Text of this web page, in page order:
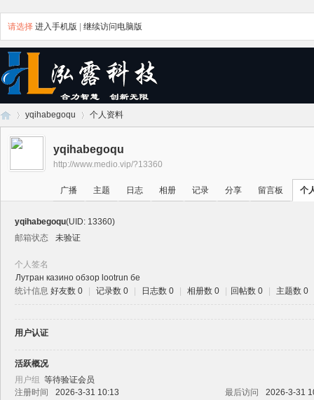
请选择 进入手机版 继续访问电脑版
›
yqihabegoqu 个人资料
yqihabegoqu
http://www.medio.vip/?13360
广播 主题 日志 相册 记录 分享 留言板 个
yqihabegoqu(UID: 13360)
邮箱状态
未验证
个人签名
Лутран казино обзор lootrun бе
统计信息 好友数 0 记录数 0 日志数 0 相册数 0 回帖数 0 主题数 0
用户认证
活跃概况
用户组 等待验证会员
注册时间
2026-3-31 10:13 最后访问
2026-3-31